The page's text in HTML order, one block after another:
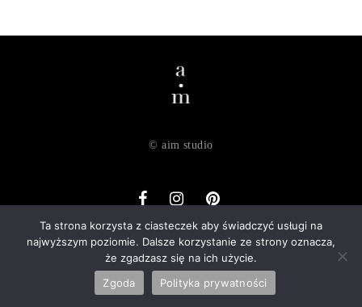
Ta strona korzysta z ciasteczek aby świadczyć usługi na
najwyższym poziomie. Dalsze korzystanie ze strony oznacza,
że zgadzasz się na ich użycie.
Zgoda
Polityka prywatności
© aim studio
o nas dostawa zwroty regulamin
polityka prywatności
kontakt